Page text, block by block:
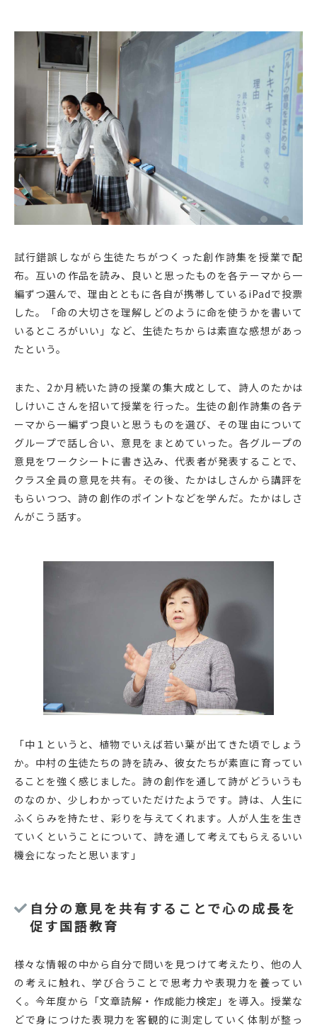
試行錯誤しながら生徒たちがつくった創作詩集を授業で配
布。互いの作品を読み、良いと思ったものを各テーマから一
編ずつ選んで、理由とともに各自が携帯しているiPadで投票
した。「命の大切さを理解しどのように命を使うかを書いて
いるところがいい」など、生徒たちからは素直な感想があっ
たという。
また、2か月続いた詩の授業の集大成として、詩人のたかは
しけいこさんを招いて授業を行った。生徒の創作詩集の各テ
ーマから一編ずつ良いと思うものを選び、その理由について
グループで話し合い、意見をまとめていった。各グループの
意見をワークシートに書き込み、代表者が発表することで、
クラス全員の意見を共有。その後、たかはしさんから講評を
もらいつつ、詩の創作のポイントなどを学んだ。たかはしさ
んがこう話す。
「中１というと、植物でいえば若い葉が出てきた頃でしょう
か。中村の生徒たちの詩を読み、彼女たちが素直に育ってい
ることを強く感じました。詩の創作を通して詩がどういうも
のなのか、少しわかっていただけたようです。詩は、人生に
ふくらみを持たせ、彩りを与えてくれます。人が人生を生き
ていくということについて、詩を通して考えてもらえるいい
機会になったと思います」
自分の意見を共有することで心の成長を
促す国語教育
様々な情報の中から自分で問いを見つけて考えたり、他の人
の考えに触れ、学び合うことで思考力や表現力を養ってい
く。今年度から「文章読解・作成能力検定」を導入。授業な
どで身につけた表現力を客観的に測定していく体制が整っ